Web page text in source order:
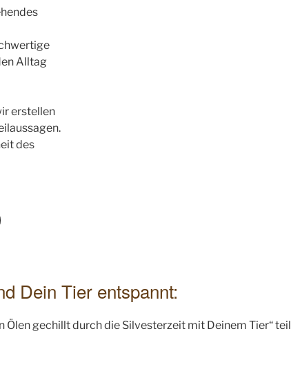
Alltag
erstellen
des
Dein Tier entspannt:
gechillt durch die Silvesterzeit mit Deinem Tier“ teil